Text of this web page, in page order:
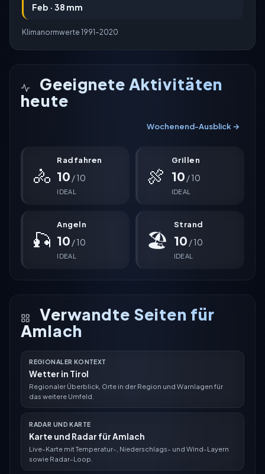
Feb · 38 mm
Klimanormwerte 1991–2020
Geeignete Aktivitäten
heute
Wochenend-Ausblick →
🚴
Radfahren
10 / 10
IDEAL
🍖
Grillen
10 / 10
IDEAL
🎣
Angeln
10 / 10
IDEAL
🏖
Strand
10 / 10
IDEAL
Verwandte Seiten für
Amlach
REGIONALER KONTEXT
Wetter in Tirol
Regionaler Überblick, Orte in der Region und Warnlagen für
das weitere Umfeld.
RADAR UND KARTE
Karte und Radar für Amlach
Live-Karte mit Temperatur-, Niederschlags- und Wind-Layern
sowie Radar-Loop.